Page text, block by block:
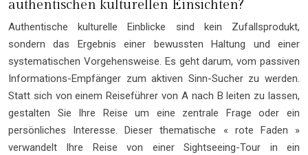
authentischen kulturellen Einsichten?
Authentische kulturelle Einblicke sind kein Zufallsprodukt,
sondern das Ergebnis einer bewussten Haltung und einer
systematischen Vorgehensweise. Es geht darum, vom passiven
Informations-Empfänger zum aktiven Sinn-Sucher zu werden.
Statt sich von einem Reiseführer von A nach B leiten zu lassen,
gestalten Sie Ihre Reise um eine zentrale Frage oder ein
persönliches Interesse. Dieser thematische « rote Faden »
verwandelt Ihre Reise von einer Sightseeing-Tour in ein